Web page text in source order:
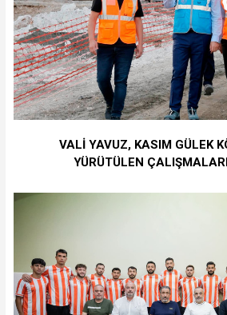
VALİ YAVUZ, KASIM GÜLEK
YÜRÜTÜLEN